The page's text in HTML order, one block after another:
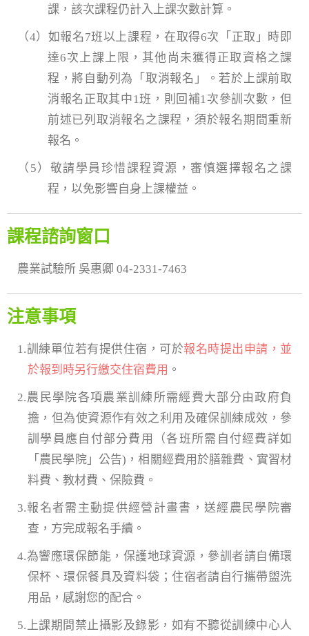
課，該次課程仍計入上課次數計算。
（4）如報名7班以上課程，在取得6次「正取」時即
達6次上課上限，其他尚未獲得正取資格之課
程，將自動列為「取消報名」。若於上課前取
消報名正取其中1班，則回補1次參訓次數，但
前述已列取消報名之課程，須於報名期間重新
報名。
（5）敬請學員珍惜課程資源，審慎選擇報名之課
程，以免影響自身上課權益。
課程諮詢窗口
農業試驗所 吳惠卿 04-2331-7463
注意事項
1.訓練單位若有提供住宿，可於報名時提出申請，並
於報到時另行繳交住宿費用 。
2.農民學院各項農業訓練所需經費大部分由政府負
擔，但為使資源作有效之利用及確保訓練成效，參
訓學員應自付部分費用（各班所需自付經費詳如
「農民學院」公告)，相關經費用於膳雜費、實習材
料費、教材費、保險費。
3.報名者需主動提供經營計畫書，送經農民學院審
查，方完成報名手續。
4.為響應環保節能，保護地球資源，參訓者請自備環
保杯、環保餐具及資料袋；住宿者請自行攜帶盥洗
用品，感謝您的配合。
5.上課期間禁止攝影及錄影，如有不聽從訓練中心人